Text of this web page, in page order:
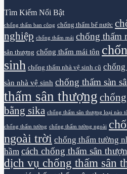
Tìm Kiếm Nổi Bật
chống thấm ban công chống thấm bể nước
nghiệp chống thấm mái chống thấm
sân thượng chống thấm mái tôn
sinh chống thấm nhà vệ sinh cũ chống
sàn nhà vệ sinh chống thấm sàn
thấm sân thượng
bằng sika chống thấm sân thượng loại nào
chống thấm tường chống thấm tường ngoài
ngoài trời chống thấm tường
hầm cách chống thấm sân
dịch vụ chống thấm sân